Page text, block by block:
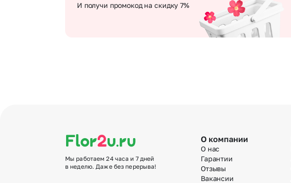
И получи промокод на скидку 7%
Мы работаем 24 часа и 7 дней
в неделю. Даже без перерыва!
О компании
О нас
Гарантии
Отзывы
Вакансии